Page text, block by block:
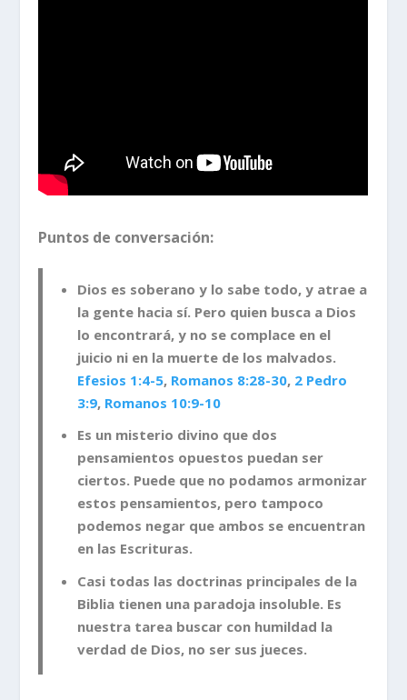
Puntos de conversación:
Dios es soberano y lo sabe todo, y atrae a
la gente hacia sí. Pero quien busca a Dios
lo encontrará, y no se complace en el
juicio ni en la muerte de los malvados.
Efesios 1:4-5, Romanos 8:28-30, 2 Pedro
3:9, Romanos 10:9-10
Es un misterio divino que dos
pensamientos opuestos puedan ser
ciertos. Puede que no podamos armonizar
estos pensamientos, pero tampoco
podemos negar que ambos se encuentran
en las Escrituras.
Casi todas las doctrinas principales de la
Biblia tienen una paradoja insoluble. Es
nuestra tarea buscar con humildad la
verdad de Dios, no ser sus jueces.